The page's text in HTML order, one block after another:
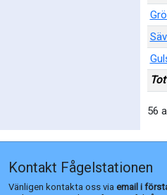
Tot
56
Kontakt Fågelstationen
Vänligen kontakta oss via email i